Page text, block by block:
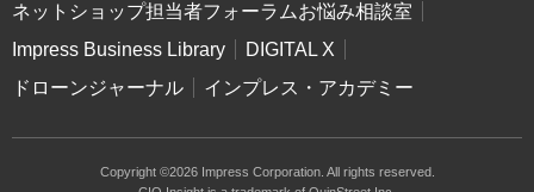
ネットショップ担当者フォーラムお悩み相談室
Impress Business Library
DIGITAL X
ドローンジャーナル
インプレス・アカデミー
Copyright ©2026 Impress Corporation. All rights reserved.